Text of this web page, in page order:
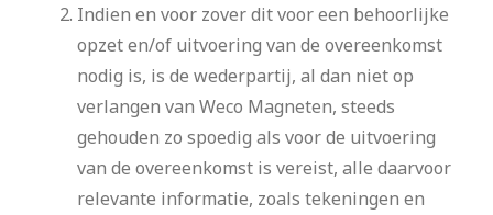
Indien en voor zover dit voor een behoorlijke
opzet en/of uitvoering van de overeenkomst
nodig is, is de wederpartij, al dan niet op
verlangen van Weco Magneten, steeds
gehouden zo spoedig als voor de uitvoering
van de overeenkomst is vereist, alle daarvoor
relevante informatie, zoals tekeningen en